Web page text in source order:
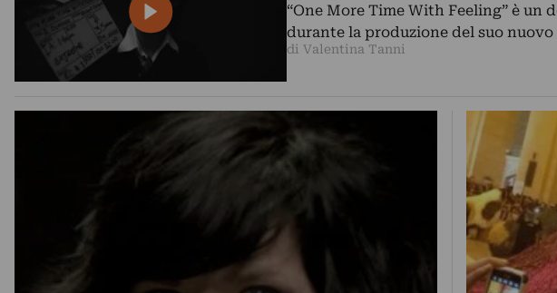
“One More Time With Feeling” è un
durante la produzione del suo
di Valentina Tanni